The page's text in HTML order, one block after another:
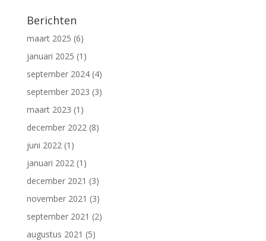
Berichten
maart 2025 (6)
januari 2025 (1)
september 2024(4)
september 2023 (3)
maart 2023 (1)
december 2022(8)
juni 2022(1)
januari 2022(1)
december 2021 (3)
november 2021 (3)
september 2021 (2)
augustus 2021 (5)